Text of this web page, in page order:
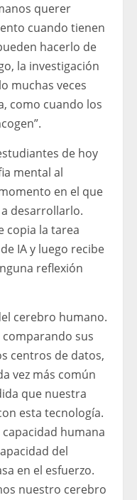
querer
cuando tienen
hacerlo de
la investigación
muchas veces
como cuando los
de hoy
mental al
en el que
desarrollarlo.
copia la tarea
IA y luego recibe
reflexión
cerebro humano.
sus
centros de datos,
vez más común
que nuestra
esta tecnología.
humana
del
en el esfuerzo.
nuestro cerebro